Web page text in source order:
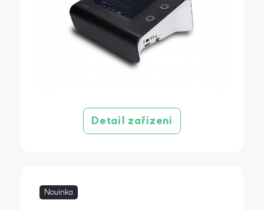
Detail zařízení
Novinka